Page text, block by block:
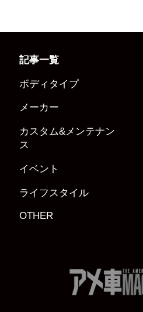
記事一覧
ボディタイプ
メーカー
カスタム&メンテナン
ス
イベント
ライフスタイル
OTHER